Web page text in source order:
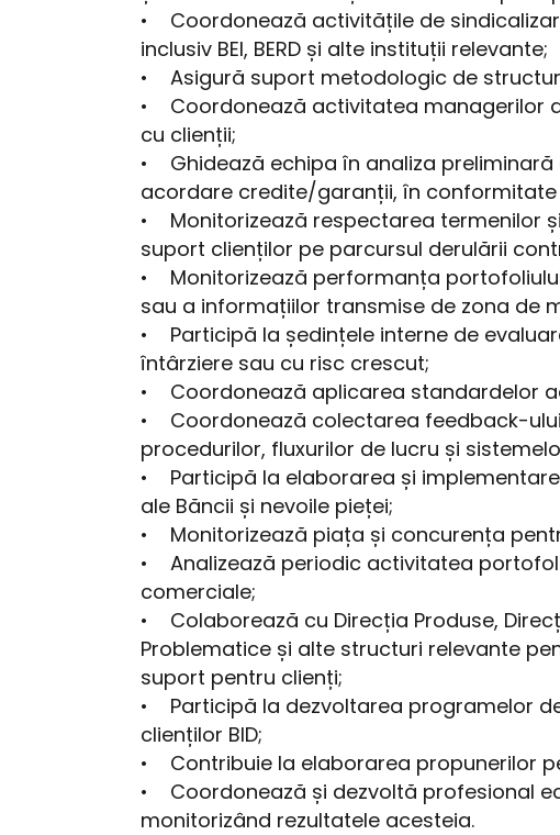
• Coordonează activitățile de
inclusiv BEI, BERD și alte instituții relevante;
• Asigură suport metodologic de
• Coordonează activitatea managerilor
cu clienții;
• Ghidează echipa în analiza
acordare credite/garanții, în conformitate
• Monitorizează respectarea termenilor
suport clienților pe parcursul derulării
• Monitorizează performanța
sau a informațiilor transmise de zona de
• Participă la ședințele interne de
întârziere sau cu risc crescut;
• Coordonează aplicarea standardelor
• Coordonează colectarea feedback-
procedurilor, fluxurilor de lucru și
• Participă la elaborarea și
ale Băncii și nevoile pieței;
• Monitorizează piața și concurența
• Analizează periodic activitatea
comerciale;
• Colaborează cu Direcția Produse,
Problematice și alte structuri relevante
suport pentru clienți;
• Participă la dezvoltarea programelor
clienților BID;
• Contribuie la elaborarea propunerilor
• Coordonează și dezvoltă profesional
monitorizând rezultatele acesteia.